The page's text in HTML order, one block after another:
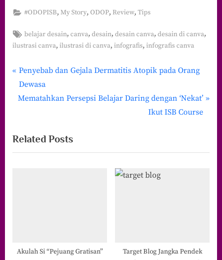
#ODOPISB,My Story,ODOP,Review,Tips
Tags:
belajar desain,canva,desain,desain canva,desain di canva,
ilustrasi canva, ilustrasi di canva, infografis, infografis canva
Navigasi
pos
P
r
e
o
u
Penyebab dan Gejala Dermatitis Atopik pada Orang
Dewasa
N
t
P
Mematahkan Persepsi Belajar Daring dengan ‘Nekat’
Ikut ISB Course
Related Posts
Akulah Si “Pejuang Gratisan”
Target Blog Jangka Pendek